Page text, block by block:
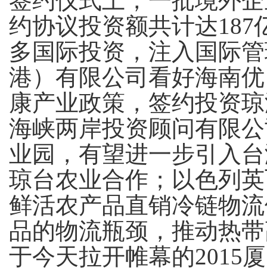
约协议投资额共计达187
多国际投资，注入国际
港）有限公司看好海南
康产业政策，签约投资
海峡两岸投资顾问有限
业园，有望进一步引入
琼台农业合作；以色列
鲜活农产品直销冷链物
品的物流瓶颈，推动热
于今天拉开帷幕的2015